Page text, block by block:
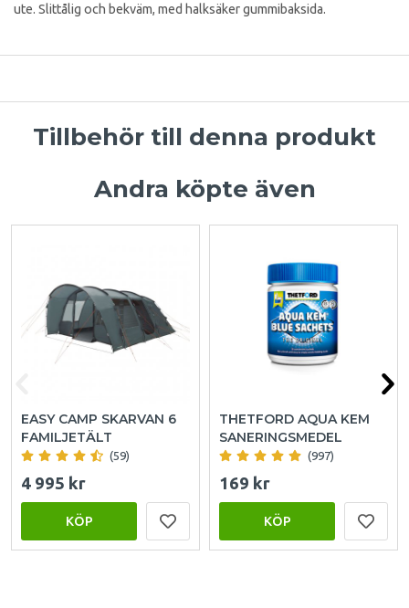
ute. Slittålig och bekväm, med halksäker gummibaksida.
Tillbehör till denna produkt
Andra köpte även
EASY CAMP SKARVAN 6
FAMILJETÄLT
(59)
4 995 kr
KÖP
THETFORD AQUA KEM
SANERINGSMEDEL
(997)
169 kr
KÖP